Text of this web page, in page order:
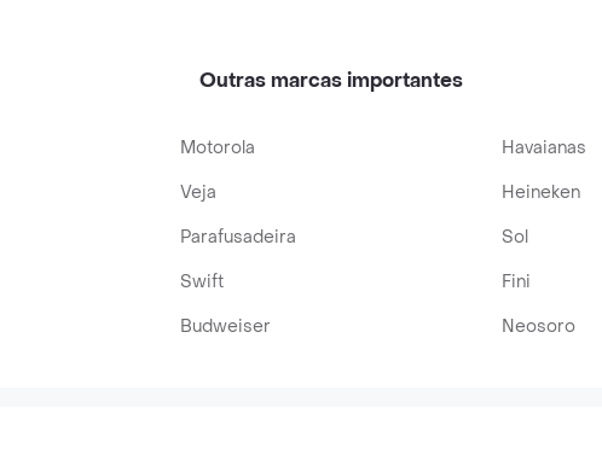
Outras marcas importantes
Motorola Havaianas
Veja Heineken
Parafusadeira Sol
Swift Fini
Budweiser Neosoro